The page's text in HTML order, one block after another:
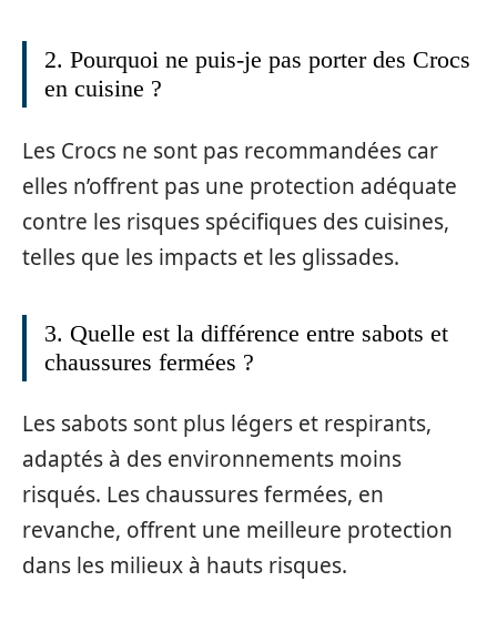
2. Pourquoi ne puis-je pas porter des Crocs
en cuisine ?
Les Crocs ne sont pas recommandées car
elles n’offrent pas une protection adéquate
contre les risques spécifiques des cuisines,
telles que les impacts et les glissades.
3. Quelle est la différence entre sabots et
chaussures fermées ?
Les sabots sont plus légers et respirants,
adaptés à des environnements moins
risqués. Les chaussures fermées, en
revanche, offrent une meilleure protection
dans les milieux à hauts risques.